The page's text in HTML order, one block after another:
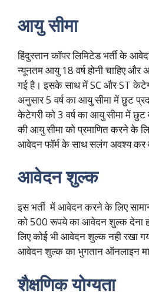
आयु सीमा
हिंदुस्तान कॉपर लिमिटेड भर्ती के
न्यूनतम आयु 18 वर्ष होनी चाहिए
गई है। इसके साथ में SC और ST
अनुसार 5 वर्ष का आयु सीमा में छुट
केटेगरी को 3 वर्ष का आयु सीमा में छुट
की आयु सीमा को प्रमाणित करने के
आवेदन फॉर्म के साथ सलंग अवश्य कर
आवेदन शुल्क
इस भर्ती में आवेदन करने के लिए
को 500 रूपये का आवेदन शुल्क देना
लिए कोई भी आवेदन शुल्क नही रखा
आवेदन शुल्क का भुगतान ऑनलाइन
शैक्षणिक योग्यता